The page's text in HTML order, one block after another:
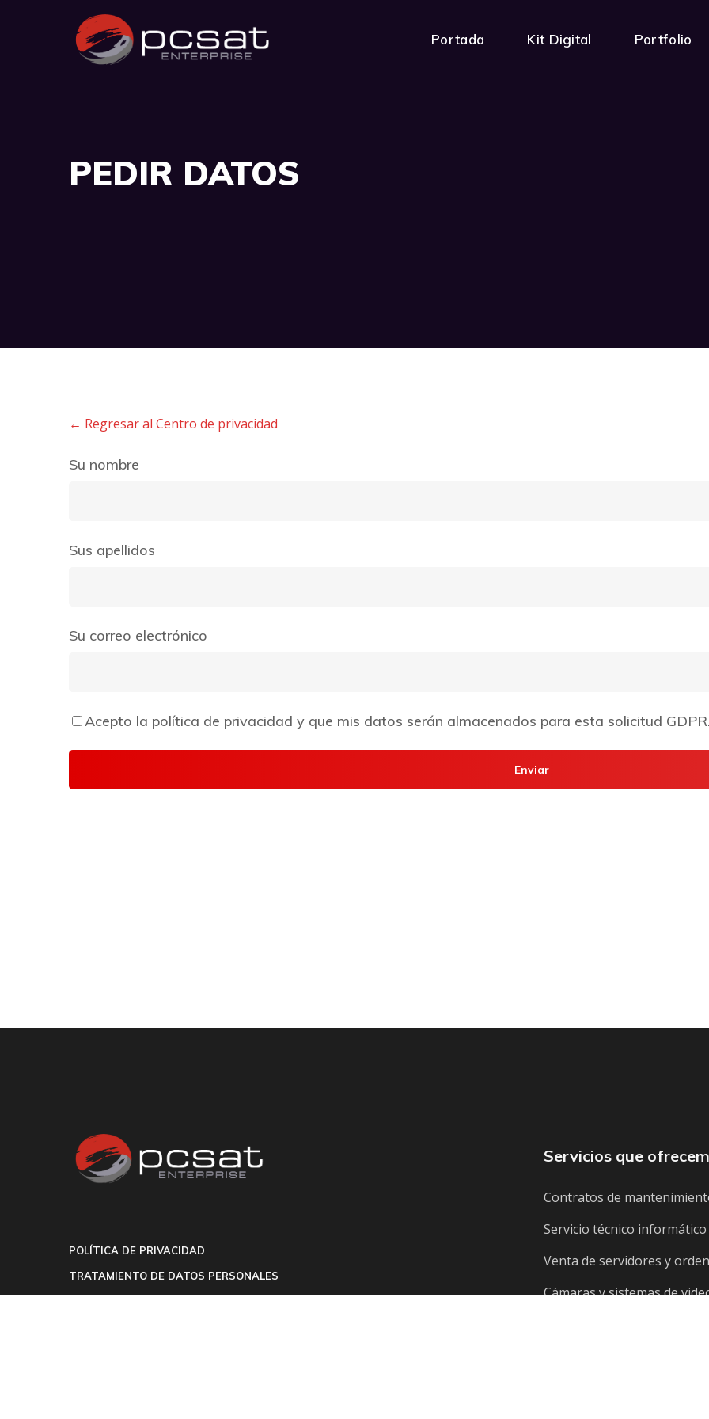
Portada Kit Digital Portfolio
PEDIR DATOS
← Regresar al Centro de privacidad
Su nombre
Sus apellidos
Su correo electrónico
Acepto la política de privacidad y que mis datos serán almacenados para esta solicitud
POLÍTICA DE PRIVACIDAD
TRATAMIENTO DE DATOS PERSONALES
Servicios que
Contratos de
Servicio técnico informático
Venta de servidores y
Cámaras y sistemas de